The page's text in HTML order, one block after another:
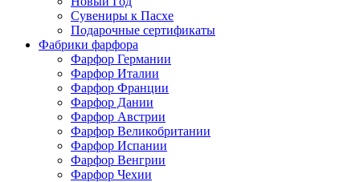
Сувениры к Пасхе
Подарочные сертификаты
Фабрики фарфора
Фарфор Германии
Фарфор Италии
Фарфор Франции
Фарфор Дании
Фарфор Австрии
Фарфор Великобритании
Фарфор Испании
Фарфор Венгрии
Фарфор Чехии